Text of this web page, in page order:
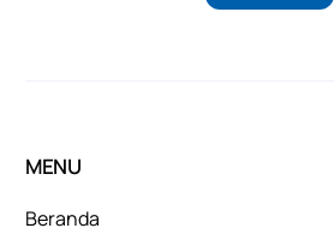
MENU
Beranda